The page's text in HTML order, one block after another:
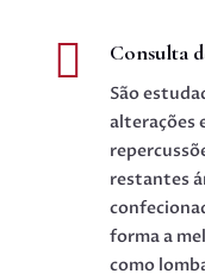
 Consulta
São
alterações
restantes
forma a
como